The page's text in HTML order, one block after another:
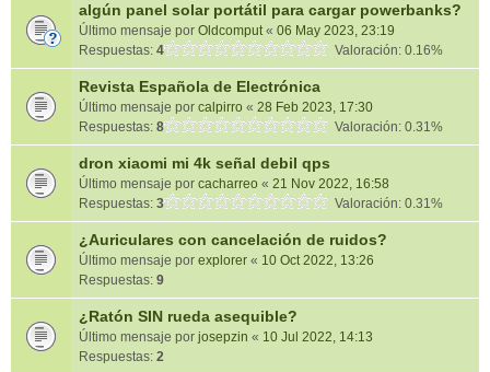
algún panel solar portátil para cargar powerbanks?
Último mensaje por Oldcomput« 06 May 2023, 23:19
Respuestas: 4 Valoración: 0.16%
Revista Española de Electrónica
Último mensaje por calpirro « 28 Feb 2023, 17:30
Respuestas: 8 Valoración: 0.31%
dron xiaomi mi 4k señal debil qps
Último mensaje por cacharreo « 21 Nov 2022, 16:58
Respuestas: 3 Valoración: 0.31%
¿Auriculares con cancelación de ruidos?
Último mensaje por explorer « 10 Oct 2022, 13:26
Respuestas: 9
¿Ratón SIN rueda asequible?
Último mensaje por josepzin « 10 Jul 2022, 14:13
Respuestas: 2